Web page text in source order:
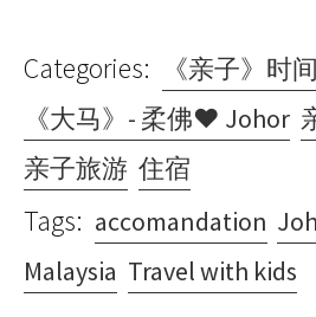
Categories:
《亲子》时间
《大马》- 柔佛♥ Johor
亲子旅游 住宿
Tags: accomandation
Malaysia Travel with kids